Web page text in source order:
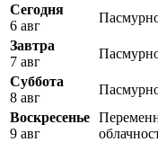
Сегодня
6 авг
Завтра
7 авг
Суббота
8 авг
Воскресенье
9 авг